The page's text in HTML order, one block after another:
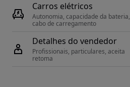
Carros elétricos
Autonomia, capacidade da bateria,
cabo de carregamento
Detalhes do vendedor
Profissionais, particulares, aceita
retoma